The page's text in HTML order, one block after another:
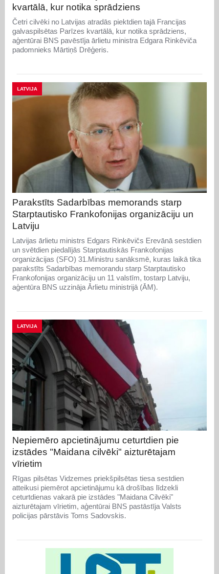
kvartālā, kur notika sprādziens
Četri cilvēki no Latvijas atradās piektdien tajā Francijas
galvaspilsētas Parīzes kvartālā, kur notika sprādziens,
aģentūrai BNS pavēstīja ārlietu ministra Edgara Rinkēviča
padomnieks Mārtiņš Drēģeris.
LATVIJA
Parakstīts Sadarbības memorands starp
Starptautisko Frankofonijas organizāciju un
Latviju
Latvijas ārlietu ministrs Edgars Rinkēvičs Erevānā sestdien
un svētdien piedalījās Starptautiskās Frankofonijas
organizācijas (SFO) 31.Ministru sanāksmē, kuras laikā tika
parakstīts Sadarbības memorandu starp Starptautisko
Frankofonijas organizāciju un 11 valstīm, tostarp Latviju,
aģentūra BNS uzzināja Ārlietu ministrijā (ĀM).
LATVIJA
Nepiemēro apcietinājumu ceturtdien pie
izstādes "Maidana cilvēki" aizturētajam
vīrietim
Rīgas pilsētas Vidzemes priekšpilsētas tiesa sestdien
atteikusi piemērot apcietinājumu kā drošības līdzekli
ceturtdienas vakarā pie izstādes "Maidana Cilvēki"
aizturētajam vīrietim, aģentūrai BNS pastāstīja Valsts
policijas pārstāvis Toms Sadovskis.